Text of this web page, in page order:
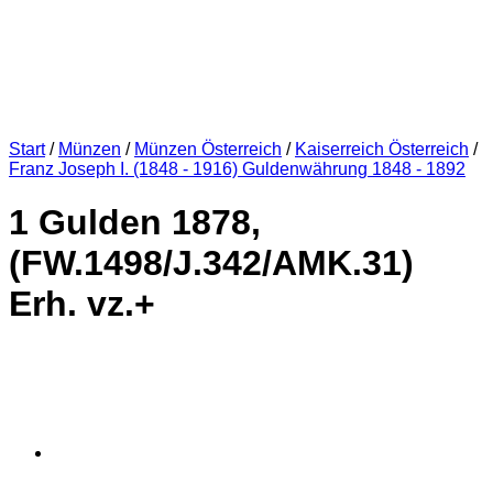
Start / Münzen / Münzen Österreich / Kaiserreich Österreich /
Franz Joseph I. (1848 - 1916) Guldenwährung 1848 - 1892
1 Gulden 1878,
(FW.1498/J.342/AMK.31)
Erh. vz.+